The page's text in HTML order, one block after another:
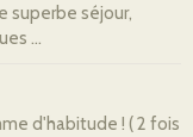
superbe séjour,
...
d'habitude ! ( 2 fois